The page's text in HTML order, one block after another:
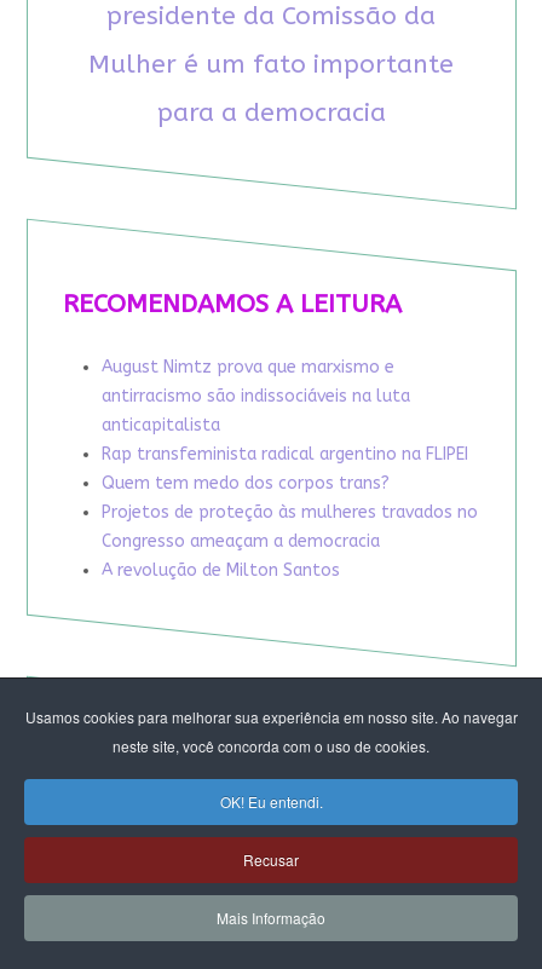
Usamos cookies para melhorar sua experiência em nosso site. Ao navegar
neste site, você concorda com o uso de cookies.
OK! Eu entendi.
Recusar
Mais Informação
presidente da Comissão da
Mulher é um fato importante
para a democracia
RECOMENDAMOS A LEITURA
August Nimtz prova que marxismo e
antirracismo são indissociáveis na luta
anticapitalista
Rap transfeminista radical argentino na FLIPEI
Quem tem medo dos corpos trans?
Projetos de proteção às mulheres travados no
Congresso ameaçam a democracia
A revolução de Milton Santos